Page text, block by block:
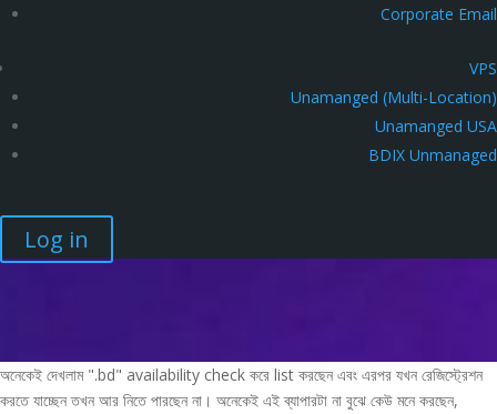
Corporate Email
VPS
Unamanged (Multi-Location)
Unamanged USA
BDIX Unmanaged
Log in
.bd ডোমেইন নামে available পাওয়ার
অনেকেই দেখলাম ".bd" availability check করে list করছেন এবং এরপর যখন রেজিস্ট্রেশন
করতে যাচ্ছেন তখন আর নিতে পারছেন না। অনেকেই এই ব্যাপারটা না বুঝে কেউ মনে করছেন,